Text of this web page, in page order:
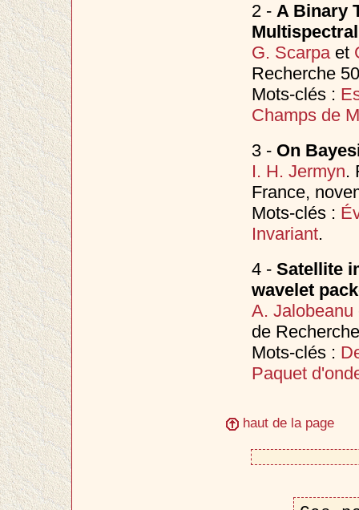
2 - A Binary
G. Scarpaet
Recherche
Mots-clés :
Champs de
3 - On
I. H. Jermyn.
France,
Mots-clés :
Invariant.
4 - Satellite
wavelet
A. Jalobeanu
de
Mots-clés :
Paquet
haut de la page